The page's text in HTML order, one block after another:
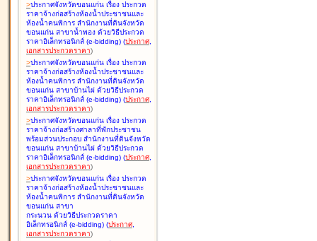
>ประกาศจังหวัดขอนแก่น เรื่อง ประกวด
ราคาจ้างก่อสร้างห้องน้ำประชาชนและ
ห้องน้ำคนพิการ สำนักงานที่ดินจังหวัด
ขอนแก่น สาขาน้ำพอง ด้วยวิธีประกวด
ราคาอิเล็กทรอนิกส์ (e-bidding) (ประกาศ,
เอกสารประกวดราคา)
>ประกาศจังหวัดขอนแก่น เรื่อง ประกวด
ราคาจ้างก่อสร้างห้องน้ำประชาชนและ
ห้องน้ำคนพิการ สำนักงานที่ดินจังหวัด
ขอนแก่น สาขาบ้านไผ่ ด้วยวิธีประกวด
ราคาอิเล็กทรอนิกส์ (e-bidding) (ประกาศ,
เอกสารประกวดราคา)
>ประกาศจังหวัดขอนแก่น เรื่อง ประกวด
ราคาจ้างก่อสร้างศาลาที่พักประชาชน
พร้อมส่วนประกอบ สำนักงานที่ดินจังหวัด
ขอนแก่น สาขาบ้านไผ่ ด้วยวิธีประกวด
ราคาอิเล็กทรอนิกส์ (e-bidding) (ประกาศ,
เอกสารประกวดราคา)
>ประกาศจังหวัดขอนแก่น เรื่อง ประกวด
ราคาจ้างก่อสร้างห้องน้ำประชาชนและ
ห้องน้ำคนพิการ สำนักงานที่ดินจังหวัด
ขอนแก่น สาขา
กระนวน ด้วยวิธีประกวดราคา
อิเล็กทรอนิกส์ (e-bidding) (ประกาศ,
เอกสารประกวดราคา)